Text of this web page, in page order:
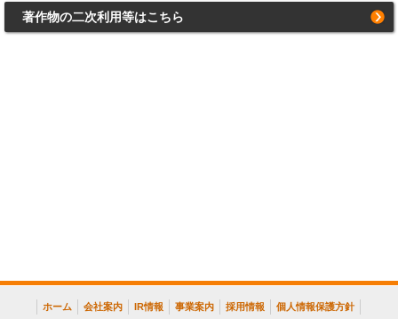
著作物の二次利用等はこちら
ホーム 会社案内 IR情報 事業案内 採用情報 個人情報保護方針